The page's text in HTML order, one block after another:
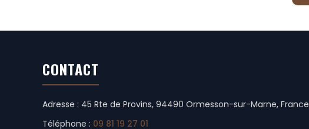
CONTACT
Adresse : 45 Rte de Provins, 94490 Ormesson-sur-Marne, France
Téléphone : 09 81 19 27 01